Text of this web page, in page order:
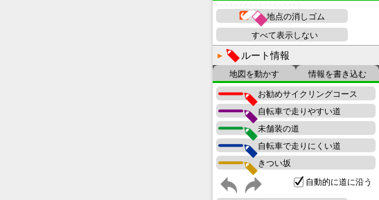
地点の消しゴム
すべて表示しない
ルート情報
地図を動かす 情報を書き込む
お勧めサイクリングコース
自転車で走りやすい道
未舗装の道
自転車で走りにくい道
きつい坂
自動的に道に沿う